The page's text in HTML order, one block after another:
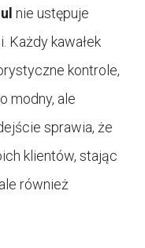
nie ustępuje
Każdy kawałek
kontrole,
modny, ale
sprawia, że
klientów, stając
również